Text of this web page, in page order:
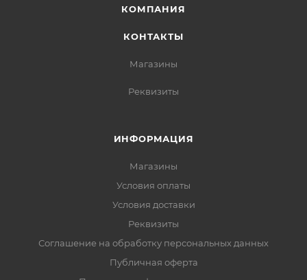
КОМПАНИЯ
КОНТАКТЫ
Магазины
Реквизиты
ИНФОРМАЦИЯ
Магазины
Условия оплаты
Условия доставки
Реквизиты
Соглашение на обработку персональных данных
Публичная оферта